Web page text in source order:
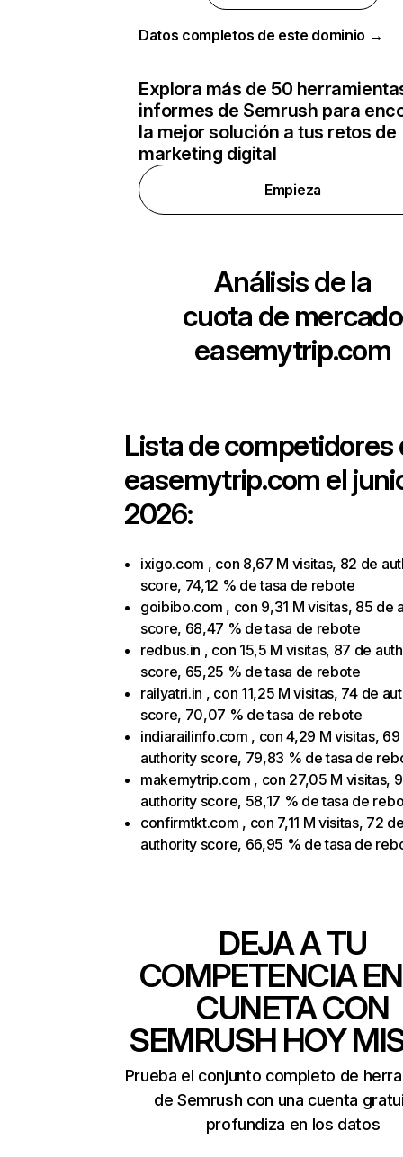
Datos completos de este dominio →
Explora más de 50
informes de Semrush para
la mejor solución a tus retos de
marketing digital
Empieza
Análisis de la
cuota de mercado
easemytrip.com
Lista de competidores
easemytrip.com el
2026:
ixigo.com , con 8,67 M visitas, 82 de
score, 74,12 % de tasa de rebote
goibibo.com , con 9,31 M visitas, 85 de
score, 68,47 % de tasa de rebote
redbus.in , con 15,5 M visitas, 87 de
score, 65,25 % de tasa de rebote
railyatri.in , con 11,25 M visitas, 74 de
score, 70,07 % de tasa de rebote
indiarailinfo.com , con 4,29 M visitas,
authority score, 79,83 % de tasa de
makemytrip.com , con 27,05 M visitas,
authority score, 58,17 % de tasa de
confirmtkt.com , con 7,11 M visitas, 72
authority score, 66,95 % de tasa de
DEJA A TU
COMPETENCIA
CUNETA CON
SEMRUSH HOY
Prueba el conjunto completo de
de Semrush con una cuenta
profundiza en los datos